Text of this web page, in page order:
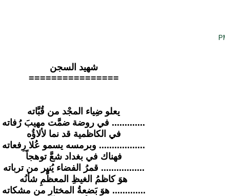
شهيد السجن
================
يعلو ضِياء المجْد من قُبَّاته
............. في روضة ضمَّت مهيبَ رُفاته
في الكاظمية قد نما لألاؤُه
.................. وبرمسه يسمو عُلا رِفعاته
فهناك في بغداد شعَّ توهجاً
................. قمرُ الفضاء يُنير من ترباته
هوَ كاظمُ الغيظِ المعظَّمِ شأنُه
............. هوَ بَضعةُ المختار من مشكاته